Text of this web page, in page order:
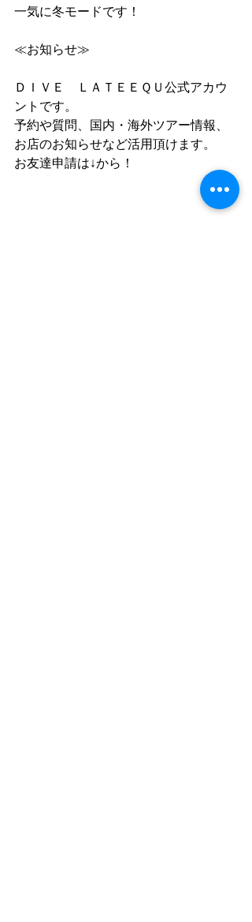
一気に冬モードです！
≪お知らせ≫
ＤＩＶＥ　ＬＡＴＥＥＱＵ公式アカウ
ントです。
予約や質問、国内・海外ツアー情報、
お店のお知らせなど活用頂けます。
お友達申請は↓から！